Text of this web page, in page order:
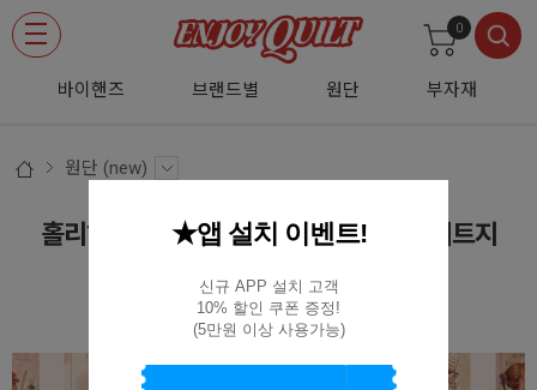
바이핸즈 브랜드별 원단 부자재
0
원단 (new)
홀리하비 스타일 빈티지 소녀 하프린넨 커트지
EYPD-D59
★앱 설치 이벤트!
신규 APP 설치 고객
10% 할인 쿠폰 증정!
(5만원 이상 사용가능)